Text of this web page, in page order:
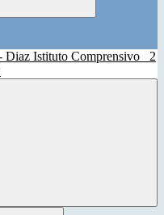
Istituto Comprensivo
2